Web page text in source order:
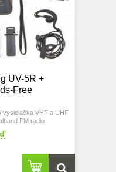
UV-5R +
Free
vysielačka VHF a UHF
FM radio